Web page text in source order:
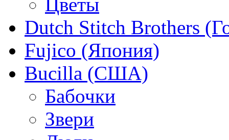
Цветы
Dutch Stitch Brothers
Fujico (Япония)
Bucilla (США)
Бабочки
Звери